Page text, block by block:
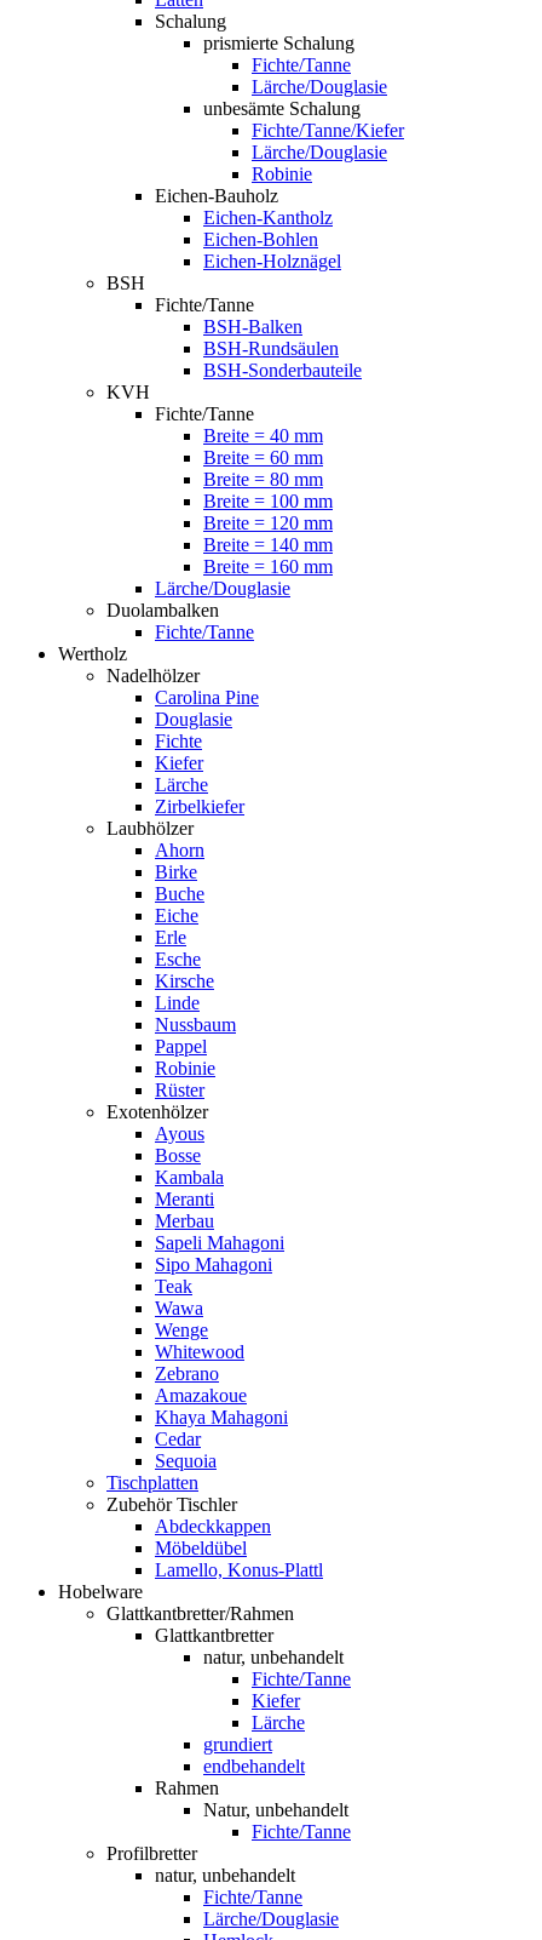
Schalung
prismierte Schalung
Fichte/Tanne
Lärche/Douglasie
unbesämte Schalung
Fichte/Tanne/Kiefer
Lärche/Douglasie
Robinie
Eichen-Bauholz
Eichen-Kantholz
Eichen-Bohlen
Eichen-Holznägel
BSH
Fichte/Tanne
BSH-Balken
BSH-Rundsäulen
BSH-Sonderbauteile
KVH
Fichte/Tanne
Breite = 40 mm
Breite = 60 mm
Breite = 80 mm
Breite = 100 mm
Breite = 120 mm
Breite = 140 mm
Breite = 160 mm
Lärche/Douglasie
Duolambalken
Fichte/Tanne
Wertholz
Nadelhölzer
Carolina Pine
Douglasie
Fichte
Kiefer
Lärche
Zirbelkiefer
Laubhölzer
Ahorn
Birke
Buche
Eiche
Erle
Esche
Kirsche
Linde
Nussbaum
Pappel
Robinie
Rüster
Exotenhölzer
Ayous
Bosse
Kambala
Meranti
Merbau
Sapeli Mahagoni
Sipo Mahagoni
Teak
Wawa
Wenge
Whitewood
Zebrano
Amazakoue
Khaya Mahagoni
Cedar
Sequoia
Tischplatten
Zubehör Tischler
Abdeckkappen
Möbeldübel
Lamello, Konus-Plattl
Hobelware
Glattkantbretter/Rahmen
Glattkantbretter
natur, unbehandelt
Fichte/Tanne
Kiefer
Lärche
grundiert
endbehandelt
Rahmen
Natur, unbehandelt
Fichte/Tanne
Profilbretter
natur, unbehandelt
Fichte/Tanne
Lärche/Douglasie